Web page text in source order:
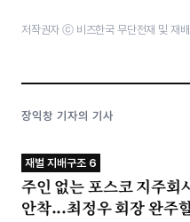
저작권자 ⓒ 비즈한국 무단전재 및 재배
장익창 기자의 기사
재벌 지배구조 6
주인 없는 포스코 지주회
안착...최정우 회장 완주